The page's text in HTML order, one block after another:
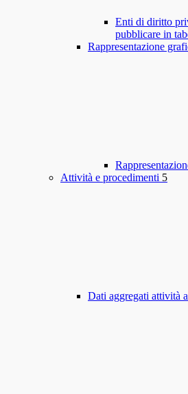
Enti di diritto
pubblicare in
Rappresentazione
Attività e procedimenti 5
Dati aggregati attività